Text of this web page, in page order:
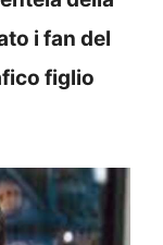
i fan del
figlio